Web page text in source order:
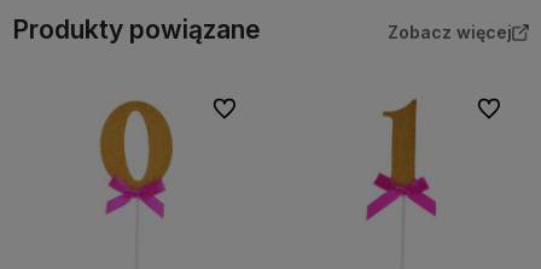
Produkty powiązane Zobacz więcej
Do ulubionych Do